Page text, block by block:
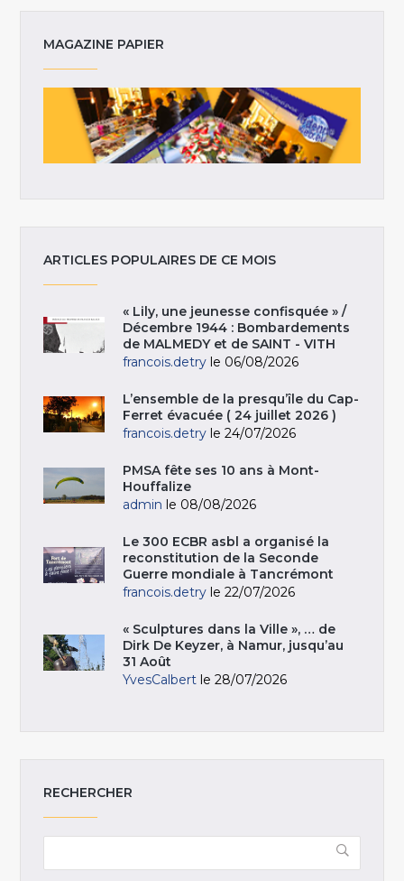
MAGAZINE PAPIER
ARTICLES POPULAIRES DE CE MOIS
« Lily, une jeunesse confisquée » /
Décembre 1944 : Bombardements
de MALMEDY et de SAINT - VITH
francois.detry le 06/08/2026
L’ensemble de la presqu’île du Cap-
Ferret évacuée ( 24 juillet 2026 )
francois.detry le 24/07/2026
PMSA fête ses 10 ans à Mont-
Houffalize
admin le 08/08/2026
Le 300 ECBR asbl a organisé la
reconstitution de la Seconde
Guerre mondiale à Tancrémont
francois.detry le 22/07/2026
« Sculptures dans la Ville », … de
Dirk De Keyzer, à Namur, jusqu’au
31 Août
YvesCalbert le 28/07/2026
RECHERCHER